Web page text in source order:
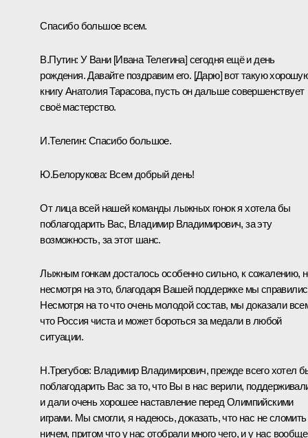
Спасибо большое всем.
В.Путин: У Вани [Ивана Телегина] сегодня ещё и день
рождения. Давайте поздравим его. [Дарю] вот такую
книгу Анатолия Тарасова, пусть он дальше совершенствует
своё мастерство.
И.Телегин: Спасибо большое.
Ю.Белорукова: Всем добрый день!
От лица всей нашей команды лыжных гонок я хотела бы
поблагодарить Вас, Владимир Владимирович, за эту
возможность, за этот шанс.
Лыжным гонкам досталось особенно сильно, к сожалению,
несмотря на это, благодаря Вашей поддержке мы
Несмотря на то что очень молодой состав, мы доказали
что Россия чиста и может бороться за медали в любой
ситуации.
Н.Трегубов: Владимир Владимирович, прежде всего хотел
поблагодарить Вас за то, что Вы в нас верили,
и дали очень хорошее наставление перед Олимпийскими
играми. Мы смогли, я надеюсь, доказать, что нас не сломить
ничем, притом что у нас отобрали много чего, и у нас вообще